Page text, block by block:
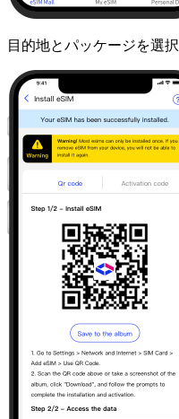
目的地とパッケージを選択